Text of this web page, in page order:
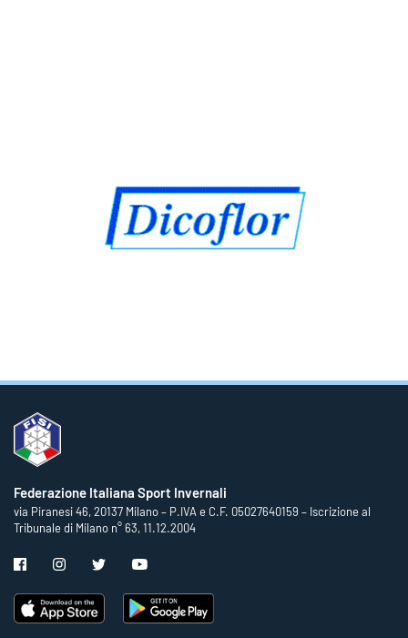
Federazione Italiana Sport Invernali
via Piranesi 46, 20137 Milano – P.IVA e C.F. 05027640159 – Iscrizione al
Tribunale di Milano n° 63, 11.12.2004